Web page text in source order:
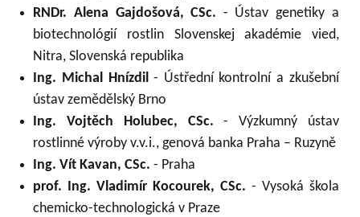
RNDr. Alena Gajdošová, CSc. - Ústav genetiky a
biotechnológií rostlin Slovenskej akadémie vied,
Nitra, Slovenská republika
Ing. Michal Hnízdil- Ústřední kontrolní a zkušební
ústav zemědělský Brno
Ing. Vojtěch Holubec, CSc.- Výzkumný ústav
rostlinné výroby v.v.i., genová banka Praha – Ruzyně
Ing. Vít Kavan, CSc. - Praha
prof. Ing. Vladimír Kocourek, CSc. - Vysoká škola
chemicko-technologická v Praze